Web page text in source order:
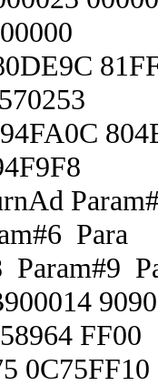
Para
FF00